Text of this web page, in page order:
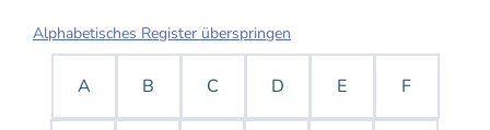
Alphabetisches Register überspringen
A B C D E F